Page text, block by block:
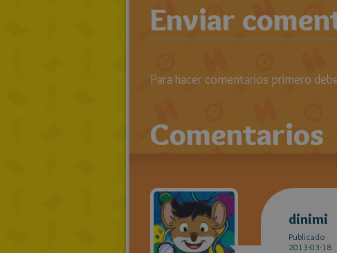
Enviar
Para hacer comentarios primero
Comentarios
dinimi
Publicado
2013-03-18